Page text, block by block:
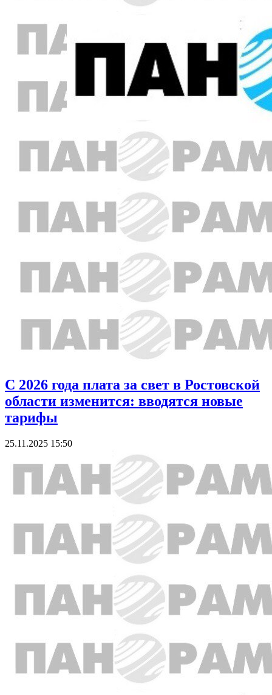
С 2026 года плата за свет в Ростовской
области изменится: вводятся новые
тарифы
25.11.2025 15:50